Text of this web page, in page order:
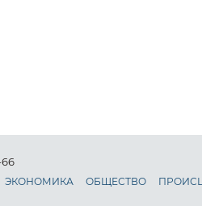
66
ЭКОНОМИКА ОБЩЕСТВО